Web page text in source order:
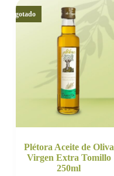
Agotado
Plétora Aceite de Oliva
Virgen Extra Tomillo
250ml